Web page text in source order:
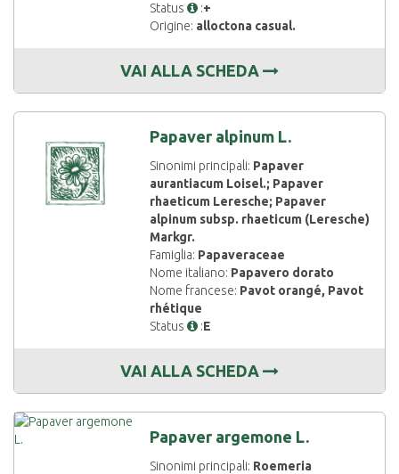
Status
:+
Origine: alloctona casual.
VAI ALLA SCHEDA
Papaver alpinum L.
Sinonimi principali: Papaver
aurantiacum Loisel.; Papaver
rhaeticum Leresche; Papaver
alpinum subsp. rhaeticum (Leresche)
Markgr.
Famiglia: Papaveraceae
Nome italiano: Papavero dorato
Nome francese: Pavot orangé, Pavot
rhétique
Status
:E
VAI ALLA SCHEDA
Papaver argemone L.
Sinonimi principali: Roemeria